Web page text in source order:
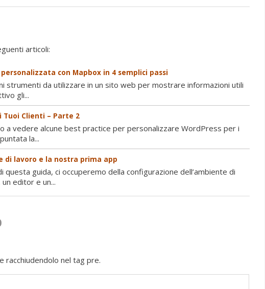
articoli:
con Mapbox in 4 semplici passi
strumenti da utilizzare in un sito web per mostrare informazioni utili
gli...
Tuoi Clienti – Parte 2
a vedere alcune best practice per personalizzare WordPress per i
la...
di lavoro e la nostra prima app
guida, ci occuperemo della configurazione dell’ambiente di
editor e un...
racchiudendolo nel tag pre.